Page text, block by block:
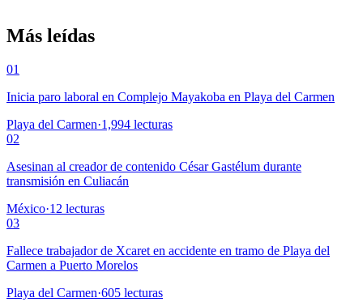
Más leídas
01
Inicia paro laboral en Complejo Mayakoba en Playa del Carmen
Playa del Carmen·1,994 lecturas
02
Asesinan al creador de contenido César Gastélum durante
transmisión en Culiacán
México·12 lecturas
03
Fallece trabajador de Xcaret en accidente en tramo de Playa del
Carmen a Puerto Morelos
Playa del Carmen·605 lecturas